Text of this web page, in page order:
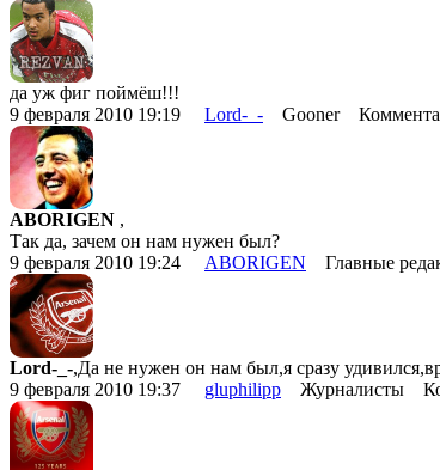
да уж фиг поймёш!!!
9 февраля 2010 19:19 Lord-_- Gooner
ABORIGEN ,
Так да, зачем он нам нужен был?
9 февраля 2010 19:24 ABORIGEN Главные
Lord-_-,Да не нужен он нам был,я сразу
9 февраля 2010 19:37 gluphilipp Журналисты